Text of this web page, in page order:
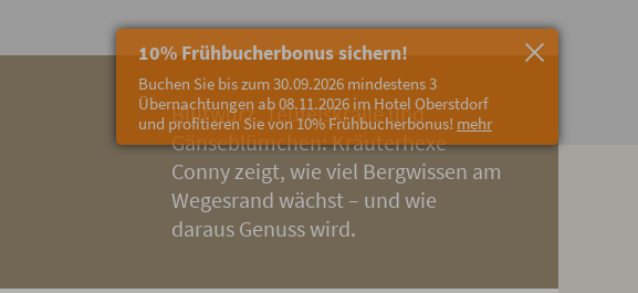
10% Frühbucherbonus sichern!
Buchen Sie bis zum 30.09.2026 mindestens 3
Übernachtungen ab 08.11.2026 im Hotel Oberstdorf
und profitieren Sie von 10% Frühbucherbonus! mehr
Blutwurz, Teufelskralle und
Gänseblümchen: Kräuterhexe
Conny zeigt, wie viel Bergwissen am
Wegesrand wächst – und wie
daraus Genuss wird.